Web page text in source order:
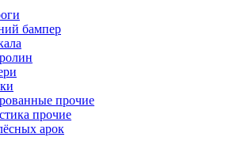
бампер
прочие
прочие
арок